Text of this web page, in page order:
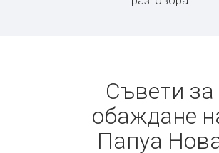
Съвети за
обаждане
Папуа